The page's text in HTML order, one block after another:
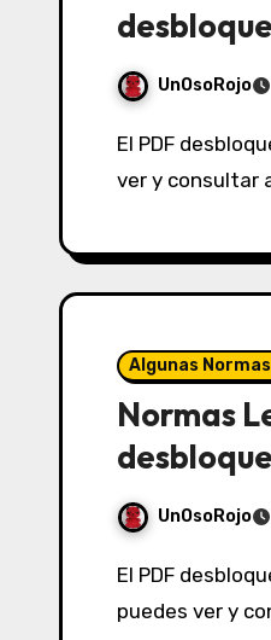
UnOsoRojo
El PDF desbloqueado del boletín de Normas Legales de El Peruano del 10/05/2015 lo puedes
ver y consultar
Algunas
Normas
UnOsoRojo
El PDF desbloqueado del boletín de Normas Legales de El Peruano del 09/05/2015 lo
puedes ver y